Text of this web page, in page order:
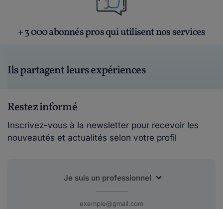
+ 3 000 abonnés pros qui utilisent nos services
Ils partagent leurs expériences
Restez informé
Inscrivez-vous à la newsletter pour recevoir les
nouveautés et actualités selon votre profil